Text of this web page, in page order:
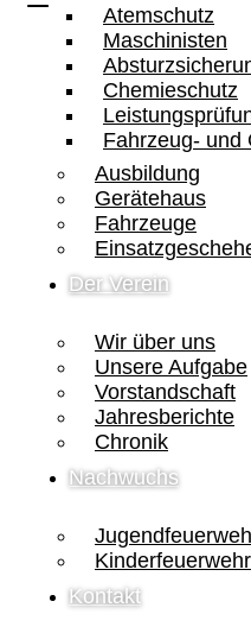
Atemschutz
Maschinisten
Chemieschutz
Fahrzeug- und
Ausbildung
Gerätehaus
Fahrzeuge
Der Verein
Wir über uns
Unsere Aufgabe
Vorstandschaft
Jahresberichte
Chronik
Nachwuchs
Kinderfeuerwehr
Kontakt